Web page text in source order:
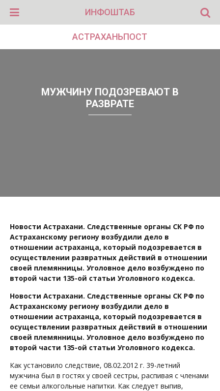
ИНФОШТАБ
АСТРАХАНЬПОСТ
МУЖЧИНУ ПОДОЗРЕВАЮТ В
РАЗВРАТЕ
Новости Астрахани. Следственные органы СК РФ по
Астраханскому региону возбудили дело в
отношении астраханца, который подозревается в
осуществлении развратных действий в отношении
своей племянницы. Уголовное дело возбуждено по
второй части 135-ой статьи Уголовного кодекса.
Новости Астрахани. Следственные органы СК РФ по
Астраханскому региону возбудили дело в
отношении астраханца, который подозревается в
осуществлении развратных действий в отношении
своей племянницы. Уголовное дело возбуждено по
второй части 135-ой статьи Уголовного кодекса.
Как установило следствие, 08.02.2012 г. 39-летний
мужчина был в гостях у своей сестры, распивая с членами
ее семьи алкогольные напитки. Как следует выпив,